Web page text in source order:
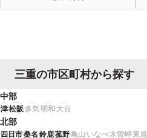
三重の市区町村から探す
中部
津松阪多気明和大台
北部
四日市桑名鈴鹿菰野亀山 いなべ木曽岬東員